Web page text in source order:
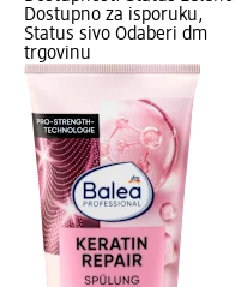
Dostupno za isporuku,
Status sivo Odaberi dm
trgovinu